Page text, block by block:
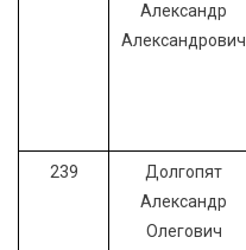
Александр
Александрович
239
Долгопят
Александр
Олегович